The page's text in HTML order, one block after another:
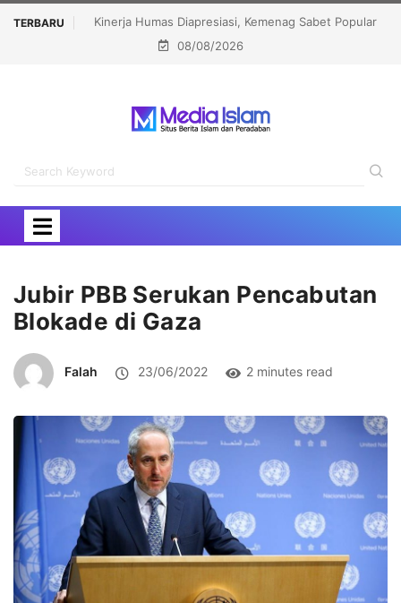
TERBARU
Kemenag Sabet Popular
Menhaj: IKLHI 2026 Bukti Layanan Haji Kian
08/08/2026
Jubir PBB Serukan Pencabutan
Blokade di Gaza
Falah 23/06/2022 2 minutes read